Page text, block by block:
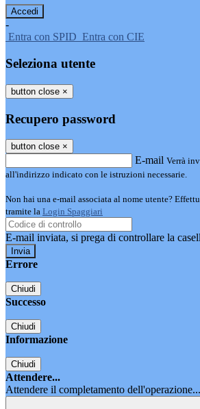
-
Entra con SPID Entra con CIE
Seleziona utente
button close ×
Recupero password
button close ×
E-mail Verrà
all'indirizzo indicato con le istruzioni necessarie.
Non hai una e-mail associata al nome utente?
tramite la Login Spaggiari
E-mail inviata, si prega di controllare la
Errore
Chiudi
Successo
Chiudi
Informazione
Chiudi
Attendere...
Attendere il completamento dell'operazione...